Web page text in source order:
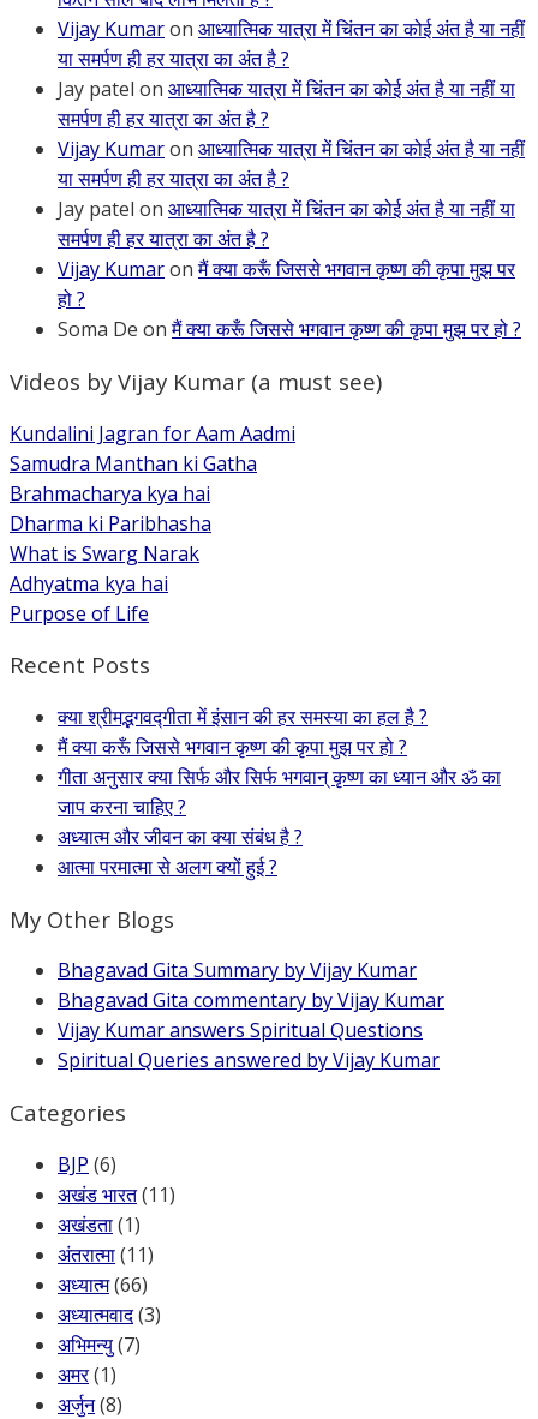
Vijay Kumaron आध्यात्मिक यात्रा में चिंतन का कोई अंत है या नहीं
या समर्पण ही हर यात्रा का अंत है ?
Jay patel on आध्यात्मिक यात्रा में चिंतन का कोई अंत है या नहीं या
समर्पण ही हर यात्रा का अंत है ?
Vijay Kumaron आध्यात्मिक यात्रा में चिंतन का कोई अंत है या नहीं
या समर्पण ही हर यात्रा का अंत है ?
Jay patel on आध्यात्मिक यात्रा में चिंतन का कोई अंत है या नहीं या
समर्पण ही हर यात्रा का अंत है ?
Vijay Kumaronमैं क्या करूँ जिससे भगवान कृष्ण की कृपा मुझ पर
हो ?
Soma De onमैं क्या करूँ जिससे भगवान कृष्ण की कृपा मुझ पर हो ?
Videos by Vijay Kumar (a must see)
Kundalini Jagran for Aam Aadmi
Samudra Manthan ki Gatha
Brahmacharya kya hai
Dharma ki Paribhasha
What is Swarg Narak
Adhyatma kya hai
Purpose of Life
Recent Posts
क्या श्रीमद्भगवद्गीता में इंसान की हर समस्या का हल है ?
मैं क्या करूँ जिससे भगवान कृष्ण की कृपा मुझ पर हो ?
गीता अनुसार क्या सिर्फ और सिर्फ भगवान् कृष्ण का ध्यान और ॐ का
जाप करना चाहिए ?
अध्यात्म और जीवन का क्या संबंध है ?
आत्मा परमात्मा से अलग क्यों हुई ?
My Other Blogs
Bhagavad Gita Summary by Vijay Kumar
Bhagavad Gita commentary by Vijay Kumar
Vijay Kumar answers Spiritual Questions
Spiritual Queries answered by Vijay Kumar
Categories
BJP (6)
अखंड भारत(11)
अखंडता(1)
अंतरात्मा(11)
अध्यात्म(66)
अध्यात्मवाद(3)
अभिमन्यु(7)
अमर(1)
अर्जुन(8)